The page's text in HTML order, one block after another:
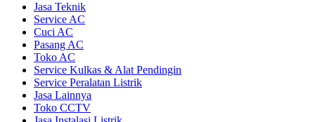
Jasa Teknik
Service AC
Cuci AC
Pasang AC
Toko AC
Service Kulkas & Alat Pendingin
Service Peralatan Listrik
Jasa Lainnya
Toko CCTV